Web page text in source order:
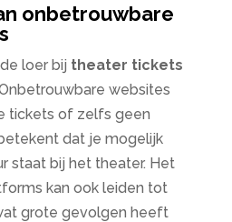
onbetrouwbare
loer bij theater tickets
websites
tickets of zelfs geen
dat je mogelijk
staat bij het theater. Het
kan ook leiden tot
grote gevolgen heeft